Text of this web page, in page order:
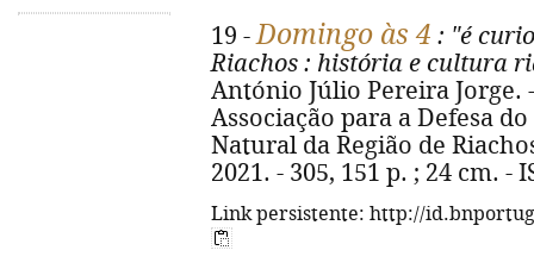
19 -Domingo às 4 : "é
Riachos : história e cultura
António Júlio Pereira Jorge.
Associação para a Defesa
Natural da Região de
2021. - 305, 151 p. ; 24 cm. -
Link persistente: http://